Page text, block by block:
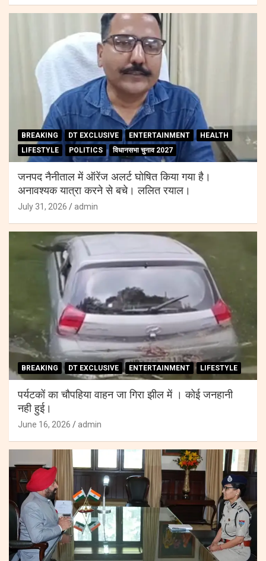
BREAKING DT EXCLUSIVE ENTERTAINMENT
HEALTH
LIFESTYLE
POLITICS विधानसभा चुनाव 2027
जनपद नैनीताल में ऑरेंज अलर्ट घोषित किया गया है।
अनावश्यक यात्रा करने से बचे। ललित रयाल।
July 31, 2026 admin
BREAKING DT EXCLUSIVE ENTERTAINMENT LIFESTYLE
पर्यटकों का चौपहिया वाहन जा गिरा झील में । कोई जनहानी
नही हुई।
June 16, 2026 admin